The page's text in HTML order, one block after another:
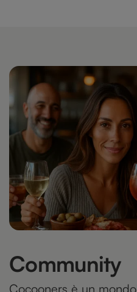
Community
Cocooners è un